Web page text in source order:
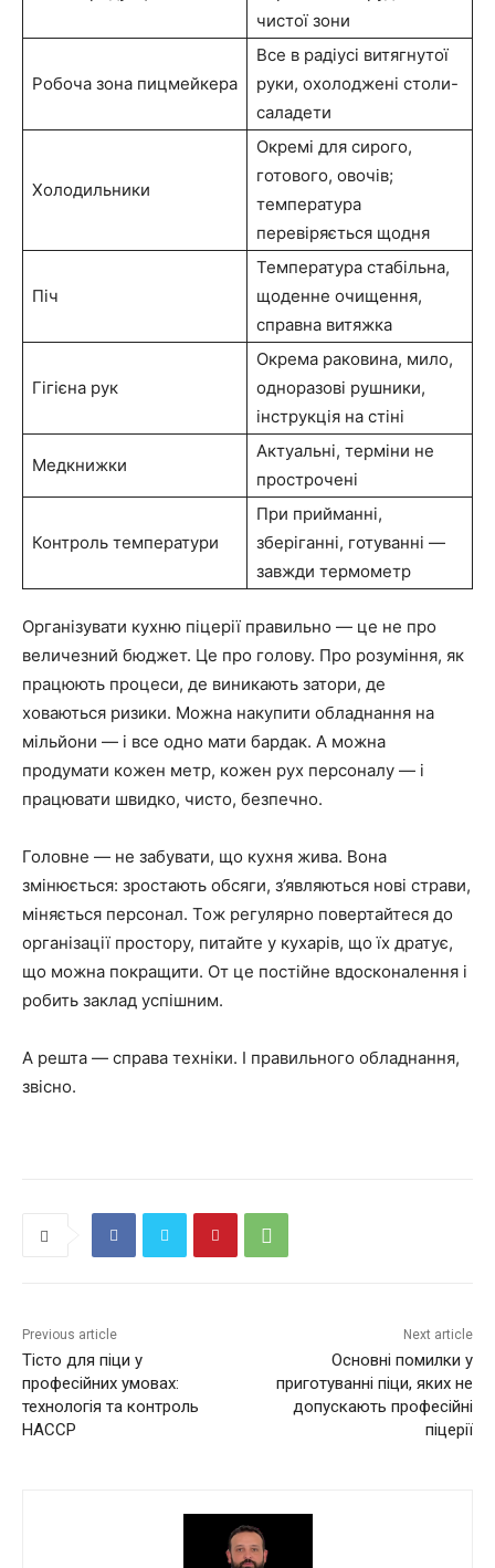
чистої зони
Робоча зона пицмейкера
Все в радіусі витягнутої
руки, охолоджені столи-
саладети
Холодильники
Окремі для сирого,
готового, овочів;
температура
перевіряється щодня
Піч
Температура стабільна,
щоденне очищення,
справна витяжка
Гігієна рук
Окрема раковина, мило,
одноразові рушники,
інструкція на стіні
Медкнижки
Актуальні, терміни не
прострочені
Контроль температури
При прийманні,
зберіганні, готуванні —
завжди термометр
Організувати кухню піцерії правильно — це не про
величезний бюджет. Це про голову. Про розуміння, як
працюють процеси, де виникають затори, де
ховаються ризики. Можна накупити обладнання на
мільйони — і все одно мати бардак. А можна
продумати кожен метр, кожен рух персоналу — і
працювати швидко, чисто, безпечно.
Головне — не забувати, що кухня жива. Вона
змінюється: зростають обсяги, з’являються нові страви,
міняється персонал. Тож регулярно повертайтеся до
організації простору, питайте у кухарів, що їх дратує,
що можна покращити. От це постійне вдосконалення і
робить заклад успішним.
А решта — справа техніки. І правильного обладнання,
звісно.
Previous article
Тісто для піци у
професійних умовах:
технологія та контроль
HACCP
Next article
Основні помилки у
приготуванні піци, яких не
допускають професійні
піцерії